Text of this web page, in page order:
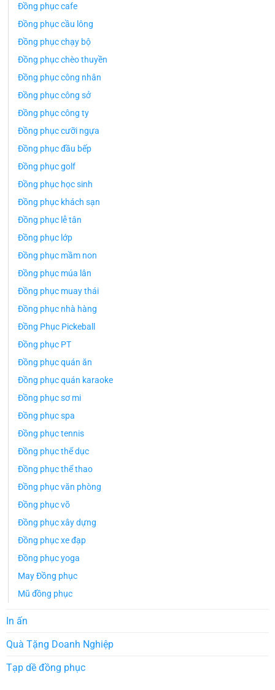
Đồng phục cafe
Đồng phục cầu lông
Đồng phục chạy bộ
Đồng phục chèo thuyền
Đồng phục công nhân
Đồng phục công sở
Đồng phục công ty
Đồng phục cưỡi ngựa
Đồng phục đầu bếp
Đồng phục golf
Đồng phục học sinh
Đồng phục khách sạn
Đồng phục lễ tân
Đồng phục lớp
Đồng phục mầm non
Đồng phục múa lân
Đồng phục muay thái
Đồng phục nhà hàng
Đồng Phục Pickeball
Đồng phục PT
Đồng phục quán ăn
Đồng phục quán karaoke
Đồng phục sơ mi
Đồng phục spa
Đồng phục tennis
Đồng phục thể dục
Đồng phục thể thao
Đồng phục văn phòng
Đồng phục võ
Đồng phục xây dựng
Đồng phục xe đạp
Đồng phục yoga
May Đồng phục
Mũ đồng phục
In ấn
Quà Tặng Doanh Nghiệp
Tạp dề đồng phục